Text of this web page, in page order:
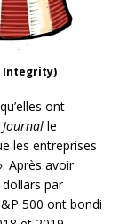
Integrity)
ont
le
les entreprises
Après avoir
par
500 ont bondi